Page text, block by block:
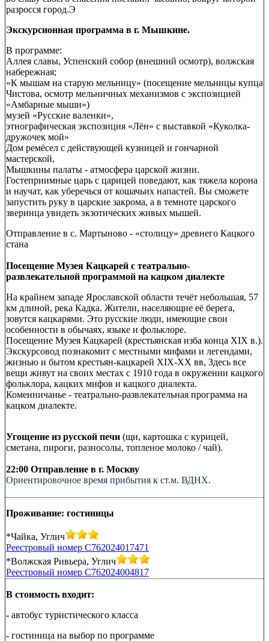
разросся город.Э
Экскурсионная программа в г. Мышкине.
В программе:
Аллея славы, Успенский собор (внешний осмотр), волжская
набережная;
«К мышам на старую мельницу» (посещение мельницы купца
Чистова, осмотр мельничных механизмов с экспозицией
«Амбарные мыши»)
музей «Русские валенки»,
этнографическая экспозиция «Лён» с выставкой «Куколка-
дружочек мой»
Дом ремёсел с действующей кузницей и гончарной
мастерской,
Мышкины палаты - атмосфера царской жизни.
Гостеприимные царь с царицей поведают, как тяжела корона
и научат, как уберечься от кошачьих напастей. Вы сможете
запустить руку в царские закрома, а в темноте царского
зверинца увидеть экзотических живых мышей.
Отправление в с. Мартыново - «столицу» древнего Кацкого
стана
Посещение Музея Кацкарей с театрально-
развлекательной программой на кацком диалекте
На крайнем западе Ярославской области течёт небольшая, 57
км длиной, река Кадка. Жители, населяющие её берега,
зовутся кацкарями. Это русские люди, имеющие свои
особенности в обычаях, языке и фольклоре.
Посещение Музея Кацкарей (крестьянская изба конца ХIХ в.).
Экскурсовод познакомит с местными мифами и легендами,
жизнью и бытом крестьян-кацкарей ХIХ-ХХ вв, Здесь все
вещи живут на своих местах с 1910 года в окружении кацкого
фольклора, кацких мифов и кацкого диалекта.
Коменничанье - театрально-развлекательная программа на
кацком диалекте.
Угощение из русской печи (щи, картошка с курицей,
сметана, пироги, разносолы, топленое молоко / чай).
22:00 Отправление в г. Москву
Ориентировочное время прибытия к ст.м. ВДНХ.
Проживание: гостиницы
*Чайка, Углич
Реестровый номер С762024017471
*Волжская Ривьера, Углич
Реестровый номер С762024004817
В стоимость входит:
- автобус туристического класса
- гостиница на выбор по программе